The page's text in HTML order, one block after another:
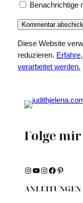
Benachrichtige
Diese Website
reduzieren.
verarbeitet werden.
Folge
Instagram YouTube Instagram Facebook Pinterest
ANLEITUNGEN